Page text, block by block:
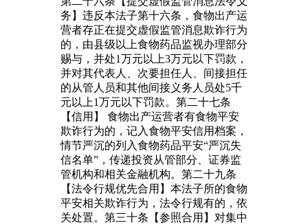
务】违反本法子第十六条，食物出产运
营者存正在提交虚假监管消息欺诈行为
的，由县级以上食物药品监视办理部分
赐与，并处1万元以上3万元以下罚款，
并对其代表人、次要担任人、间接担任
的从管人员和其他间接义务人员处5千
元以上1万元以下罚款。第二十七条
【信用】 食物出产运营者有食物平安
欺诈行为的，记入食物平安信用档案，
情节严沉的列入食物药品平安“严沉失
信名单”，传递投资从管部分、证券监
管机构和相关金融机构。第二十九条
【法令行规优先合用】本法子所的食物
平安相关欺诈行为，法令行规有的，依
关处置。第三十条【参照合用】对集中